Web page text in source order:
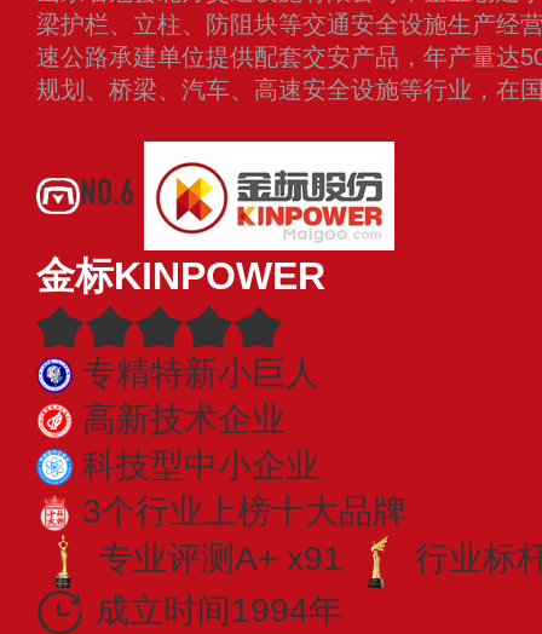
梁护栏、立柱、防阻块等交通安全设施生产经
速公路承建单位提供配套交安产品，年产量达
规划、桥梁、汽车、高速安全设施等行业，在
NO.6
金标KINPOWER
专精特新小巨人
高新技术企业
科技型中小企业
3个行业上榜十大品牌
专业评测A+ x91
行业标
成立时间1994年